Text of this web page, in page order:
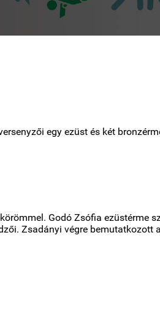
egy ezüst és két
Godó Zsófia ezüstérme
Zsadányi végre bemutatkozott